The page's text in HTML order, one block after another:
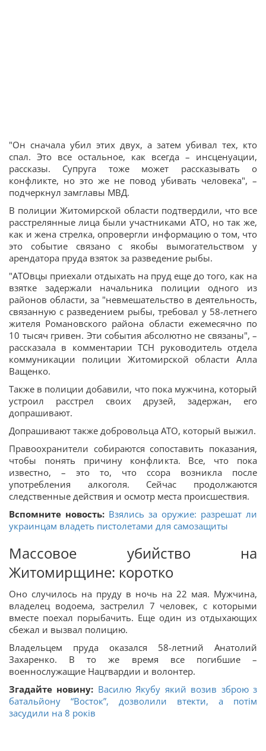
"Он сначала убил этих двух, а затем убивал тех, кто
спал. Это все остальное, как всегда – инсценуации,
рассказы. Супруга тоже может рассказывать о
конфликте, но это же не повод убивать человека", –
подчеркнул замглавы МВД.
В полиции Житомирской области подтвердили, что все
расстрелянные лица были участниками АТО, но так же,
как и жена стрелка, опровергли информацию о том, что
это событие связано с якобы вымогательством у
арендатора пруда взяток за разведение рыбы.
"АТОвцы приехали отдыхать на пруд еще до того, как на
взятке задержали начальника полиции одного из
районов области, за "невмешательство в деятельность,
связанную с разведением рыбы, требовал у 58-летнего
жителя Романовского района области ежемесячно по
10 тысяч гривен. Эти события абсолютно не связаны", –
рассказала в комментарии ТСН руководитель отдела
коммуникации полиции Житомирской области Алла
Ващенко.
Также в полиции добавили, что пока мужчина, который
устроил расстрел своих друзей, задержан, его
допрашивают.
Допрашивают также добровольца АТО, который выжил.
Правоохранители собираются сопоставить показания,
чтобы понять причину конфликта. Все, что пока
известно, – это то, что ссора возникла после
употребления алкоголя. Сейчас продолжаются
следственные действия и осмотр места происшествия.
Вспомните новость: Взялись за оружие: разрешат ли
украинцам владеть пистолетами для самозащиты
Массовое убийство на
Житомирщине: коротко
Оно случилось на пруду в ночь на 22 мая. Мужчина,
владелец водоема, застрелил 7 человек, с которыми
вместе поехал порыбачить. Еще один из отдыхающих
сбежал и вызвал полицию.
Владельцем пруда оказался 58-летний Анатолий
Захаренко. В то же время все погибшие –
военнослужащие Нацгвардии и волонтер.
Згадайте новину: Василю Якубу який возив зброю з
батальйону “Восток”, дозволили втекти, а потім
засудили на 8 років